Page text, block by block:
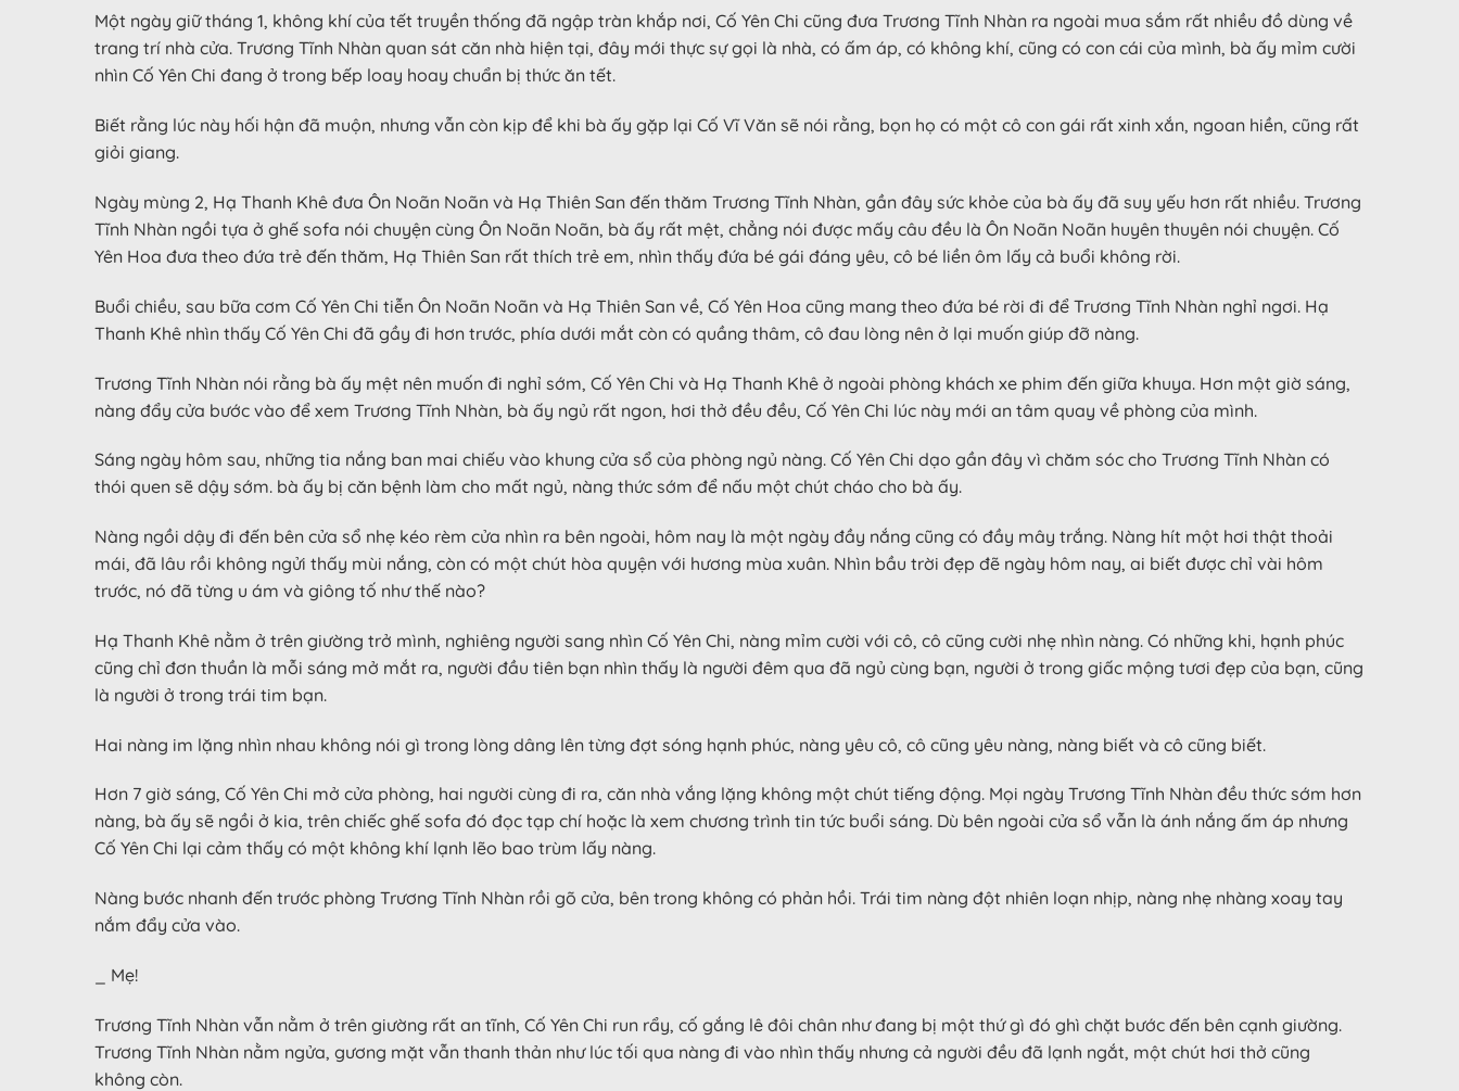
Một ngày giữ tháng 1, không khí của tết truyền thống đã ngập tràn khắp nơi, Cố Yên Chi cũng đưa Trương Tĩnh Nhàn ra ngoài mua sắm rất nhiều đồ dùng về
trang trí nhà cửa. Trương Tĩnh Nhàn quan sát căn nhà hiện tại, đây mới thực sự gọi là nhà, có ấm áp, có không khí, cũng có con cái của mình, bà ấy mỉm cười
nhìn Cố Yên Chi đang ở trong bếp loay hoay chuẩn bị thức ăn tết.
Biết rằng lúc này hối hận đã muộn, nhưng vẫn còn kịp để khi bà ấy gặp lại Cố Vĩ Văn sẽ nói rằng, bọn họ có một cô con gái rất xinh xắn, ngoan hiền, cũng rất
giỏi giang.
Ngày mùng 2, Hạ Thanh Khê đưa Ôn Noãn Noãn và Hạ Thiên San đến thăm Trương Tĩnh Nhàn, gần đây sức khỏe của bà ấy đã suy yếu hơn rất nhiều. Trương
Tĩnh Nhàn ngồi tựa ở ghế sofa nói chuyện cùng Ôn Noãn Noãn, bà ấy rất mệt, chẳng nói được mấy câu đều là Ôn Noãn Noãn huyên thuyên nói chuyện. Cố
Yên Hoa đưa theo đứa trẻ đến thăm, Hạ Thiên San rất thích trẻ em, nhìn thấy đứa bé gái đáng yêu, cô bé liền ôm lấy cả buổi không rời.
Buổi chiều, sau bữa cơm Cố Yên Chi tiễn Ôn Noãn Noãn và Hạ Thiên San về, Cố Yên Hoa cũng mang theo đứa bé rời đi để Trương Tĩnh Nhàn nghỉ ngơi. Hạ
Thanh Khê nhìn thấy Cố Yên Chi đã gầy đi hơn trước, phía dưới mắt còn có quầng thâm, cô đau lòng nên ở lại muốn giúp đỡ nàng.
Trương Tĩnh Nhàn nói rằng bà ấy mệt nên muốn đi nghỉ sớm, Cố Yên Chi và Hạ Thanh Khê ở ngoài phòng khách xe phim đến giữa khuya. Hơn một giờ sáng,
nàng đẩy cửa bước vào để xem Trương Tĩnh Nhàn, bà ấy ngủ rất ngon, hơi thở đều đều, Cố Yên Chi lúc này mới an tâm quay về phòng của mình.
Sáng ngày hôm sau, những tia nắng ban mai chiếu vào khung cửa sổ của phòng ngủ nàng. Cố Yên Chi dạo gần đây vì chăm sóc cho Trương Tĩnh Nhàn có
thói quen sẽ dậy sớm. bà ấy bị căn bệnh làm cho mất ngủ, nàng thức sớm để nấu một chút cháo cho bà ấy.
Nàng ngồi dậy đi đến bên cửa sổ nhẹ kéo rèm cửa nhìn ra bên ngoài, hôm nay là một ngày đầy nắng cũng có đầy mây trắng. Nàng hít một hơi thật thoải
mái, đã lâu rồi không ngửi thấy mùi nắng, còn có một chút hòa quyện với hương mùa xuân. Nhìn bầu trời đẹp đẽ ngày hôm nay, ai biết được chỉ vài hôm
trước, nó đã từng u ám và giông tố như thế nào?
Hạ Thanh Khê nằm ở trên giường trở mình, nghiêng người sang nhìn Cố Yên Chi, nàng mỉm cười với cô, cô cũng cười nhẹ nhìn nàng. Có những khi, hạnh phúc
cũng chỉ đơn thuần là mỗi sáng mở mắt ra, người đầu tiên bạn nhìn thấy là người đêm qua đã ngủ cùng bạn, người ở trong giấc mộng tươi đẹp của bạn, cũng
là người ở trong trái tim bạn.
Hai nàng im lặng nhìn nhau không nói gì trong lòng dâng lên từng đợt sóng hạnh phúc, nàng yêu cô, cô cũng yêu nàng, nàng biết và cô cũng biết.
Hơn 7 giờ sáng, Cố Yên Chi mở cửa phòng, hai người cùng đi ra, căn nhà vắng lặng không một chút tiếng động. Mọi ngày Trương Tĩnh Nhàn đều thức sớm hơn
nàng, bà ấy sẽ ngồi ở kia, trên chiếc ghế sofa đó đọc tạp chí hoặc là xem chương trình tin tức buổi sáng. Dù bên ngoài cửa sổ vẫn là ánh nắng ấm áp nhưng
Cố Yên Chi lại cảm thấy có một không khí lạnh lẽo bao trùm lấy nàng.
Nàng bước nhanh đến trước phòng Trương Tĩnh Nhàn rồi gõ cửa, bên trong không có phản hồi. Trái tim nàng đột nhiên loạn nhịp, nàng nhẹ nhàng xoay tay
nắm đẩy cửa vào.
_ Mẹ!
Trương Tĩnh Nhàn vẫn nằm ở trên giường rất an tĩnh, Cố Yên Chi run rẩy, cố gắng lê đôi chân như đang bị một thứ gì đó ghì chặt bước đến bên cạnh giường.
Trương Tĩnh Nhàn nằm ngửa, gương mặt vẫn thanh thản như lúc tối qua nàng đi vào nhìn thấy nhưng cả người đều đã lạnh ngắt, một chút hơi thở cũng
không còn.